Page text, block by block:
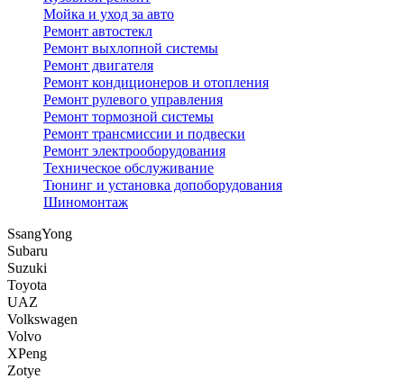
Мойка и уход за авто
Ремонт автостекл
Ремонт выхлопной системы
Ремонт двигателя
Ремонт кондиционеров и отопления
Ремонт рулевого управления
Ремонт тормозной системы
Ремонт трансмиссии и подвески
Ремонт электрооборудования
Техническое обслуживание
Тюнинг и установка допоборудования
Шиномонтаж
SsangYong
Subaru
Suzuki
Toyota
UAZ
Volkswagen
Volvo
XPeng
Zotye